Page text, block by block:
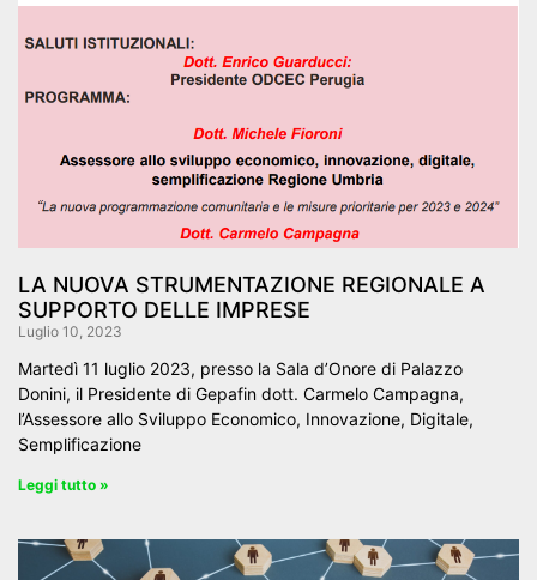
LA NUOVA STRUMENTAZIONE REGIONALE A
SUPPORTO DELLE IMPRESE
Luglio 10, 2023
Martedì 11 luglio 2023, presso la Sala d’Onore di Palazzo
Donini, il Presidente di Gepafin dott. Carmelo Campagna,
l’Assessore allo Sviluppo Economico, Innovazione, Digitale,
Semplificazione
Leggi tutto »